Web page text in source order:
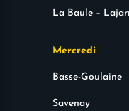
La Baule –
Mercredi
Basse-Goulaine
Savenay